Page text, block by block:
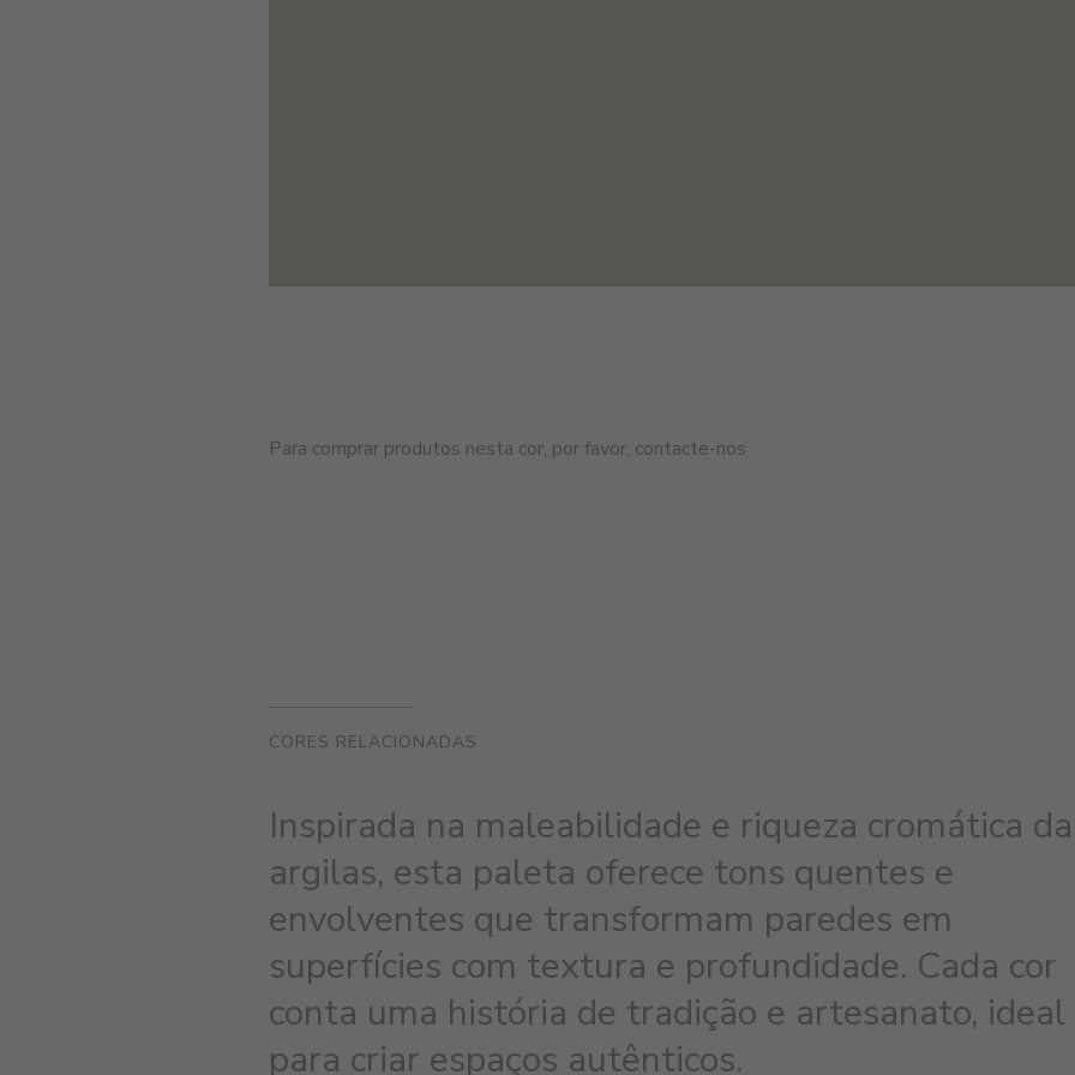
Para comprar produtos nesta cor, por favor, contacte-nos
CORES RELACIONADAS
Inspirada na maleabilidade e riqueza cromática
argilas, esta paleta oferece tons quentes e
envolventes que transformam paredes em
superfícies com textura e profundidade. Cada cor
conta uma história de tradição e artesanato, ideal
para criar espaços autênticos.